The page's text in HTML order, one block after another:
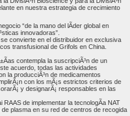
en nuestra estrategia de crecimiento
“de la mano del lÃ­der global en
innovadoras”.
convierte en el distribuidor en exclusiva
transfusional de Grifols en China.
contempla la suscripciÃ³n de un
acuerdo, todas las actividades
la producciÃ³n de medicamentos
con los mÃ¡s estrictos criterios de
y designarÃ¡ responsables en las
de implementar la tecnologÃ­a NAT
plasma en su red de centros de recogida